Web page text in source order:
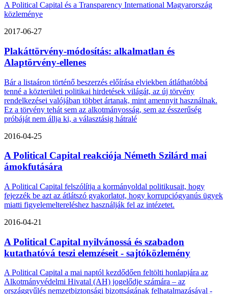
A Political Capital és a Transparency International Magyarország
közleménye
2017-06-27
Plakáttörvény-módosítás: alkalmatlan és
Alaptörvény-ellenes
Bár a listaáron történő beszerzés előírása elviekben átláthatóbbá
tenné a közterületi politikai hirdetések világát, az új törvény
rendelkezései valójában többet ártanak, mint amennyit használnak.
Ez a törvény tehát sem az alkotmányosság, sem az ésszerűség
próbáját nem állja ki, a választásig hátralé
2016-04-25
A Political Capital reakciója Németh Szilárd mai
ámokfutására
A Political Capital felszólítja a kormányoldal politikusait, hogy
fejezzék be azt az átlátszó gyakorlatot, hogy korrupciógyanús ügyek
miatti figyelemeltereléshez használják fel az intézetet.
2016-04-21
A Political Capital nyilvánossá és szabadon
kutathatóvá teszi elemzéseit - sajtóközlemény
A Political Capital a mai naptól kezdődően feltölti honlapjára az
Alkotmányvédelmi Hivatal (AH) jogelődje számára – az
országgyűlés nemzetbiztonsági bizottságának felhatalmazásával -